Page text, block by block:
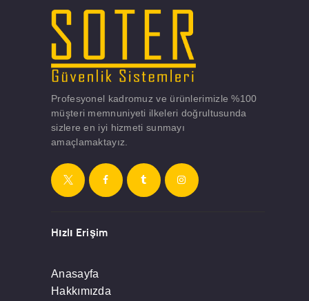
Profesyonel kadromuz ve ürünlerimizle %100
müşteri memnuniyeti ilkeleri doğrultusunda
sizlere en iyi hizmeti sunmayı
amaçlamaktayız.
Hızlı Erişim
Anasayfa
Hakkımızda